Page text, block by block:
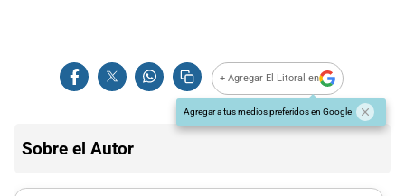
+ Agregar El Litoral en
Agregar a tus medios preferidos en Google
Sobre el Autor